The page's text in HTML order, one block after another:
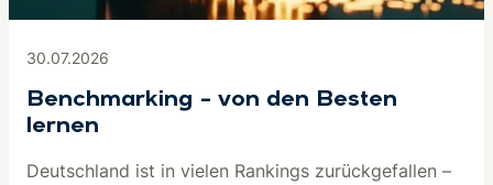
30.07.2026
Benchmarking – von den Besten
lernen
Deutschland ist in vielen Rankings zurückgefallen –